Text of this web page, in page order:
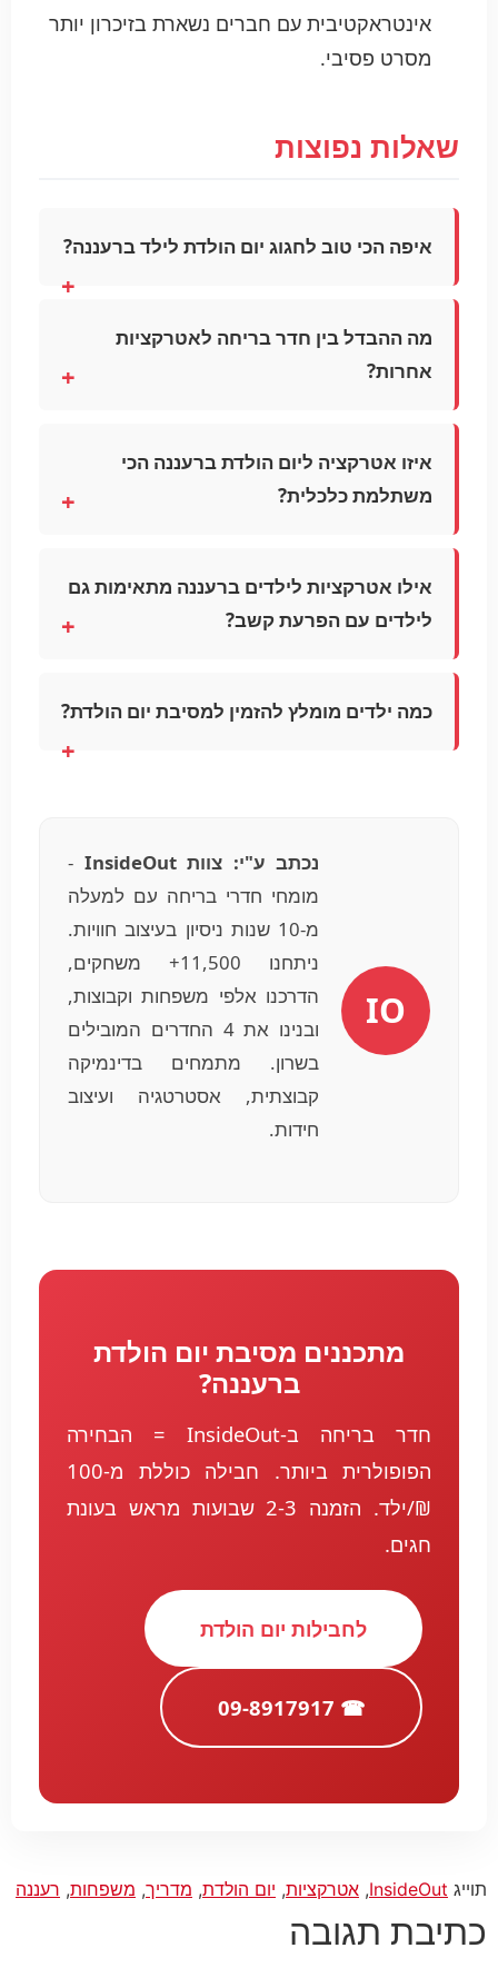
אינטראקטיבית עם חברים נשארת בזיכרון יותר
מסרט פסיבי.
שאלות נפוצות
איפה הכי טוב לחגוג יום הולדת לילד ברעננה?
מה ההבדל בין חדר בריחה לאטרקציות
אחרות?
איזו אטרקציה ליום הולדת ברעננה הכי
משתלמת כלכלית?
אילו אטרקציות לילדים ברעננה מתאימות גם
לילדים עם הפרעת קשב?
כמה ילדים מומלץ להזמין למסיבת יום הולדת?
IO
נכתב ע"י: צוות InsideOut
-
מומחי חדרי בריחה עם למעלה
מ-10 שנות ניסיון בעיצוב חוויות.
ניתחנו 11,500+ משחקים,
הדרכנו אלפי משפחות וקבוצות,
ובנינו את 4 החדרים המובילים
בשרון. מתמחים בדינמיקה
קבוצתית, אסטרטגיה ועיצוב
חידות.
מתכננים מסיבת יום הולדת
ברעננה?
חדר בריחה ב-InsideOut = הבחירה
הפופולרית ביותר. חבילה כוללת מ-100
₪/ילד. הזמנה 2-3 שבועות מראש בעונת
חגים.
לחבילות יום הולדת
☎ 09-8917917
תוייג InsideOut
, אטרקציות, יום הולדת, מדריך, משפחות, רעננה
כתיבת תגובה